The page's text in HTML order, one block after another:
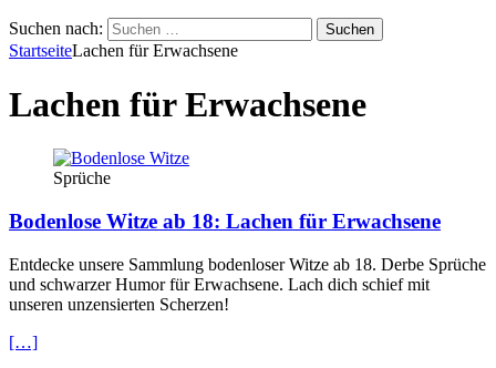
Suchen nach:
StartseiteLachen für Erwachsene
Lachen für Erwachsene
Sprüche
Bodenlose Witze ab 18: Lachen für Erwachsene
Entdecke unsere Sammlung bodenloser Witze ab 18. Derbe Sprüche
und schwarzer Humor für Erwachsene. Lach dich schief mit
unseren unzensierten Scherzen!
[…]